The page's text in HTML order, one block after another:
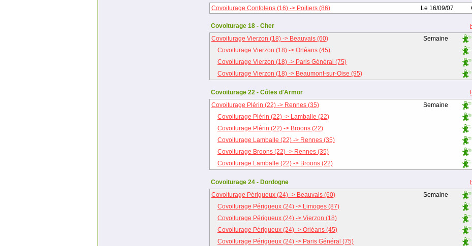
Covoiturage Confolens (16) -> Poitiers (86) Le 16/09/07
Covoiturage 18 - Cher
Covoiturage Vierzon (18) -> Beauvais (60) Semaine
Covoiturage Vierzon (18) -> Orléans (45)
Covoiturage Vierzon (18) -> Paris Général (75)
Covoiturage Vierzon (18) -> Beaumont-sur-Oise (95)
Covoiturage 22 - Côtes d'Armor
Covoiturage Plérin (22) -> Rennes (35) Semaine
Covoiturage Plérin (22) -> Lamballe (22)
Covoiturage Plérin (22) -> Broons (22)
Covoiturage Lamballe (22) -> Rennes (35)
Covoiturage Broons (22) -> Rennes (35)
Covoiturage Lamballe (22) -> Broons (22)
Covoiturage 24 - Dordogne
Covoiturage Périgueux (24) -> Beauvais (60) Semaine
Covoiturage Périgueux (24) -> Limoges (87)
Covoiturage Périgueux (24) -> Vierzon (18)
Covoiturage Périgueux (24) -> Orléans (45)
Covoiturage Périgueux (24) -> Paris Général (75)